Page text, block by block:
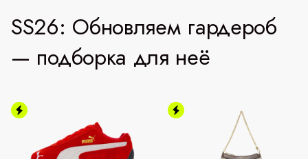
SS26: Обновляем гардероб
— подборка для неё